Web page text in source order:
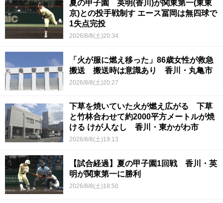
夏の甲子園 英明(香川)が関東第一(東東
京)との投手戦制す エース冨岡は無四球で
1失点完投
2026/8/8(土)20:34
「火が服に燃え移った」86歳女性が救急
搬送 搬送時は意識あり 香川・丸亀市
2026/8/8(土)20:27
下草を焼いていた火が燃え広がる 下草
と竹林合わせて約2000平方メートルが焼
ける けが人なし 香川・東かがわ市
2026/8/8(土)19:13
【試合経過】夏の甲子園1回戦 香川・英
明が関東第一に勝利
2026/8/8(土)18:50